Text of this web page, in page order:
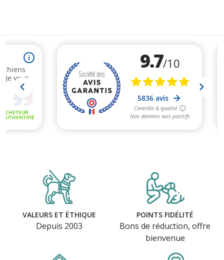
VALEURS ET ÉTHIQUE
Depuis 2003
POINTS FIDÉLITÉ
Bons de réduction, offre
bienvenue